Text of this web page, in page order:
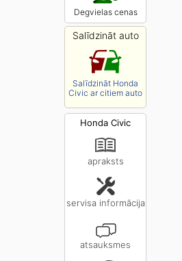
Degvielas cenas
Salīdzināt auto
Salīdzināt Honda
Civic ar citiem auto
Honda Civic
apraksts
servisa informācija
atsauksmes